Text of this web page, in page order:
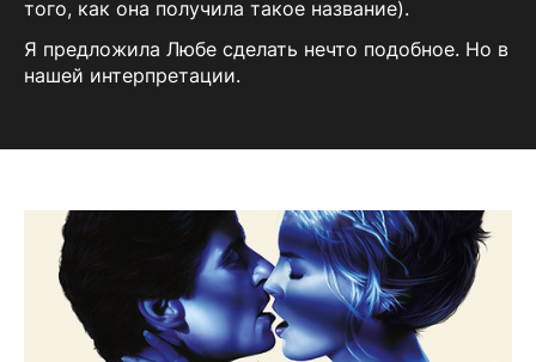
того, как она получила такое название).
Я предложила Любе сделать нечто подобное. Но в
нашей интерпретации.